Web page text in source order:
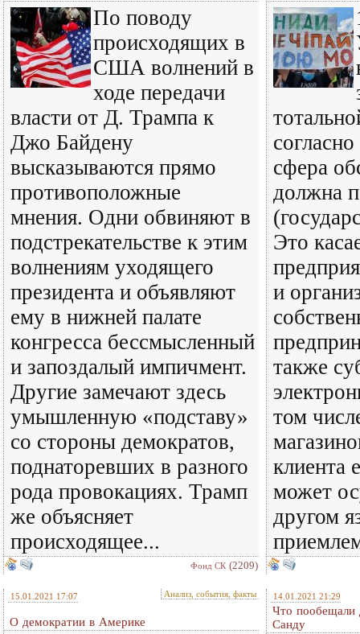
По поводу
происходящих в
США волнений в
ходе передачи
власти от Д. Трампа к
Джо Байдену
высказываются прямо
противоположные
мнения. Одни обвиняют в
подстрекательстве к этим
волнениям уходящего
президента и объявляют
ему в нижней палате
конгресса бессмысленный
и запоздалый импичмент.
Другие замечают здесь
умышленную «подставу»
со стороны демократов,
поднаторевших в разного
рода провокациях. Трамп
же объясняет
происходящее...
Фонд СК (2209)
сфера
должна
Это
и
также
том
клиента
может
другом
15.01.2021 17:07 Анализ, события, факты
О демократии в Америке
14.01.2021 21:29
Что пообещали
Санду